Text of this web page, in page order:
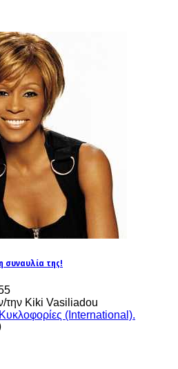
συναυλία της!
την Kiki Vasiliadou
(International).